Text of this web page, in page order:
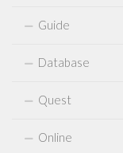
Guide
Database
Quest
Online